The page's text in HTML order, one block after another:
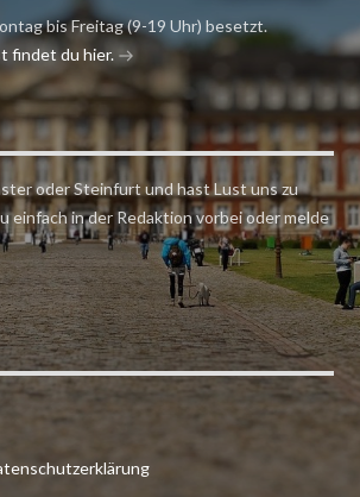
bis Freitag (9-19 Uhr) besetzt.
findet du hier.
oder Steinfurt und hast Lust uns zu
einfach in der Redaktion vorbei oder melde